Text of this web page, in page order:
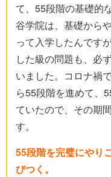
て、55段階の基礎的
谷学院は、基礎から
って入学したんです
した級の問題も、必
いました。コロナ禍
ら55段階を進めて、
ていたので、その期
す。
55段階を完璧にやり
びつく。